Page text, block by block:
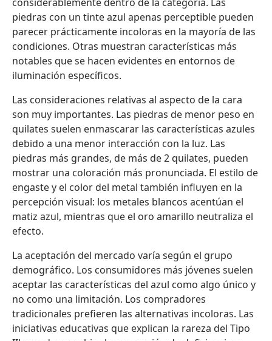
piedras con un tinte azul apenas perceptible pueden
parecer prácticamente incoloras en la mayoría de las
condiciones. Otras muestran características más
notables que se hacen evidentes en entornos de
iluminación específicos.
Las consideraciones relativas al aspecto de la cara
son muy importantes. Las piedras de menor peso en
quilates suelen enmascarar las características azules
debido a una menor interacción con la luz. Las
piedras más grandes, de más de 2 quilates, pueden
mostrar una coloración más pronunciada. El estilo de
engaste y el color del metal también influyen en la
percepción visual: los metales blancos acentúan el
matiz azul, mientras que el oro amarillo neutraliza el
efecto.
La aceptación del mercado varía según el grupo
demográfico. Los consumidores más jóvenes suelen
aceptar las características del azul como algo único y
no como una limitación. Los compradores
tradicionales prefieren las alternativas incoloras. Las
iniciativas educativas que explican la rareza del Tipo